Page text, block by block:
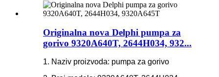
Originalna nova Delphi pumpa za
gorivo 9320A640T, 2644H034, 932...
1. Naziv proizvoda: pumpa za gorivo